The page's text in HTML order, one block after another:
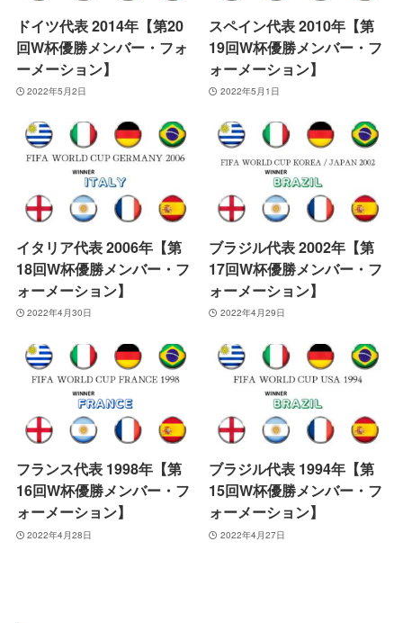
ドイツ代表 2014年【第20
回W杯優勝メンバー・フォ
ーメーション】
2022年5月2日
スペイン代表 2010年【第
19回W杯優勝メンバー・フ
ォーメーション】
2022年5月1日
イタリア代表 2006年【第
18回W杯優勝メンバー・フ
ォーメーション】
2022年4月30日
ブラジル代表 2002年【第
17回W杯優勝メンバー・フ
ォーメーション】
2022年4月29日
フランス代表 1998年【第
16回W杯優勝メンバー・フ
ォーメーション】
2022年4月28日
ブラジル代表 1994年【第
15回W杯優勝メンバー・フ
ォーメーション】
2022年4月27日